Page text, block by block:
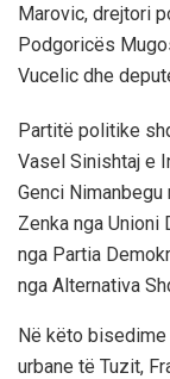
Marovic, drejtori
Podgoricës
Vucelic dhe
Partitë politike
Vasel Sinishtaj e
Genci
Zenka nga Unioni
nga Partia
nga Alternativa
Në këto
urbane të Tuzit,